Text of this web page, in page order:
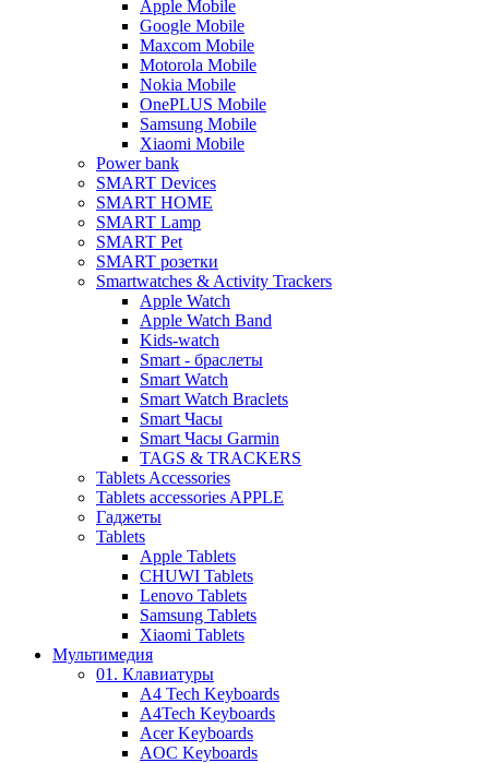
Apple Mobile
Google Mobile
Maxcom Mobile
Motorola Mobile
Nokia Mobile
OnePLUS Mobile
Samsung Mobile
Xiaomi Mobile
Power bank
SMART Devices
SMART HOME
SMART Lamp
SMART Pet
SMART розетки
Smartwatches & Activity Trackers
Apple Watch
Apple Watch Band
Kids-watch
Smart - браслеты
Smart Watch
Smart Watch Braclets
Smart Часы
Smart Часы Garmin
TAGS & TRACKERS
Tablets Accessories
Tablets accessories APPLE
Гаджеты
Tablets
Apple Tablets
CHUWI Tablets
Lenovo Tablets
Samsung Tablets
Xiaomi Tablets
Мультимедия
01. Клавиатуры
A4 Tech Keyboards
A4Tech Keyboards
Acer Keyboards
AOC Keyboards